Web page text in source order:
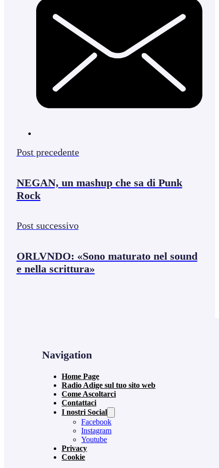
Post precedente
NEGAN, un mashup che sa di Punk
Rock
Post successivo
ORLVNDO: «Sono maturato nel sound
e nella scrittura»
Navigation
Home Page
Radio Adige sul tuo sito web
Come Ascoltarci
Contattaci
I nostri Social
Facebook
Instagram
Youtube
Privacy
Cookie